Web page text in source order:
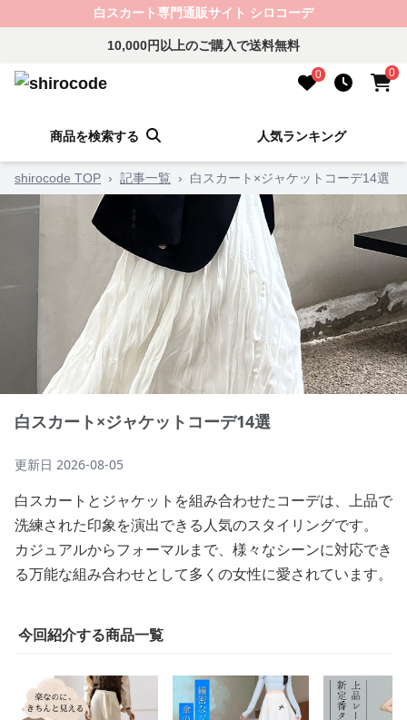
白スカート専門通販サイト シロコーデ
10,000円以上のご購入で送料無料
0 0
商品を検索する 人気ランキング
shirocode TOP › 記事一覧 › 白スカート×ジャケットコーデ14選
白スカート×ジャケットコーデ14選
更新日 2026-08-05
白スカートとジャケットを組み合わせたコーデは、上品で
洗練された印象を演出できる人気のスタイリングです。
カジュアルからフォーマルまで、様々なシーンに対応でき
る万能な組み合わせとして多くの女性に愛されています。
今回紹介する商品一覧